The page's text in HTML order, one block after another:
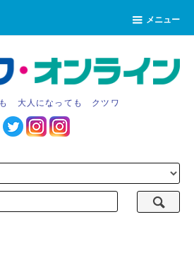
メニュー
大人になっても クツワ